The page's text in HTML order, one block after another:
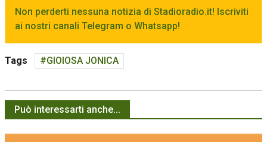
Non perderti nessuna notizia di Stadioradio.it! Iscriviti
ai nostri canali Telegram o Whatsapp!
Tags GIOIOSA JONICA
Può interessarti anche...